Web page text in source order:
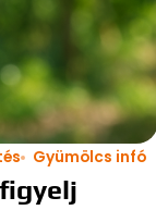
Gyümölcs infó